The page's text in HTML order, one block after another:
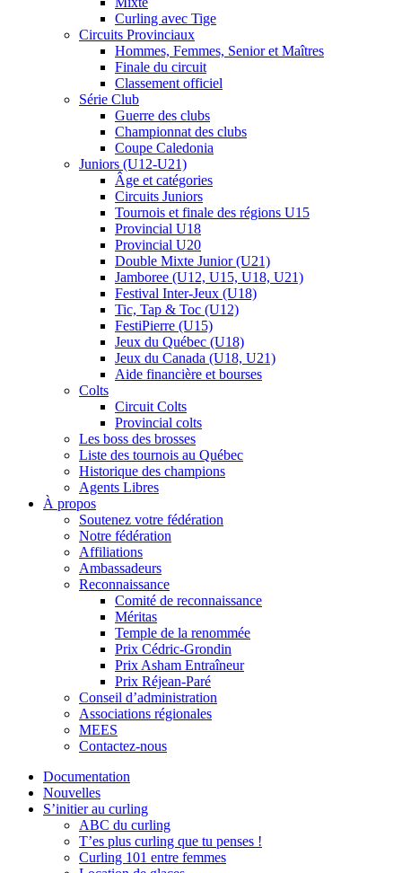
Curling avec Tige
Circuits Provinciaux
Hommes, Femmes, Senior et Maîtres
Finale du circuit
Classement officiel
Série Club
Guerre des clubs
Championnat des clubs
Coupe Caledonia
Juniors (U12-U21)
Âge et catégories
Circuits Juniors
Tournois et finale des régions U15
Provincial U18
Provincial U20
Double Mixte Junior (U21)
Jamboree (U12, U15, U18, U21)
Festival Inter-Jeux (U18)
Tic, Tap & Toc (U12)
FestiPierre (U15)
Jeux du Québec (U18)
Jeux du Canada (U18, U21)
Aide financière et bourses
Colts
Circuit Colts
Provincial colts
Les boss des brosses
Liste des tournois au Québec
Historique des champions
Agents Libres
À propos
Soutenez votre fédération
Notre fédération
Affiliations
Ambassadeurs
Reconnaissance
Comité de reconnaissance
Méritas
Temple de la renommée
Prix Cédric-Grondin
Prix Asham Entraîneur
Prix Réjean-Paré
Conseil d’administration
Associations régionales
MEES
Contactez-nous
Documentation
Nouvelles
S’initier au curling
ABC du curling
T’es plus curling que tu penses !
Curling 101 entre femmes